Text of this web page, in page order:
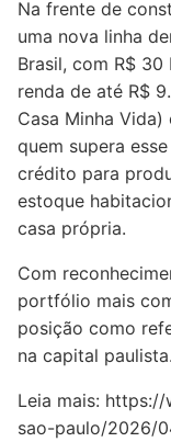
Na frente de
uma nova linha
Brasil, com R$
renda de até R$
Casa Minha Vida)
quem supera
crédito para
estoque
casa própria.
Com
portfólio mais
posição como
na capital paulista.
Leia mais: https://
sao-paulo/2026/